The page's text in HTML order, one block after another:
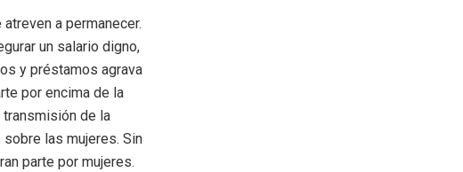
a permanecer.
un salario digno,
y préstamos agrava
por encima de la
de la
las mujeres. Sin
parte por mujeres.